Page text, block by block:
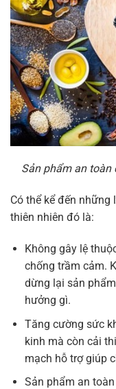
Sản phẩm an
Có thể kể đến
thiên nhiên đó là:
Không gây lệ
chống trầm cảm.
dừng lại sản
hưởng gì.
Tăng cường sức
kinh mà còn cải
mạch hỗ trợ giúp
Sản phẩm an